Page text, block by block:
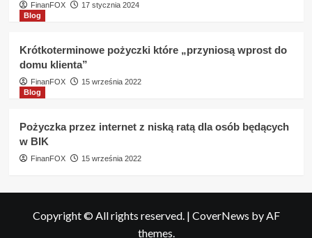
FinanFOX
17 stycznia 2024
Blog
Krótkoterminowe pożyczki które „przyniosą wprost do
domu klienta”
FinanFOX
15 września 2022
Blog
Pożyczka przez internet z niską ratą dla osób będących
w BIK
FinanFOX 15 września 2022
Copyright © All rights reserved. | CoverNews by AF
themes.